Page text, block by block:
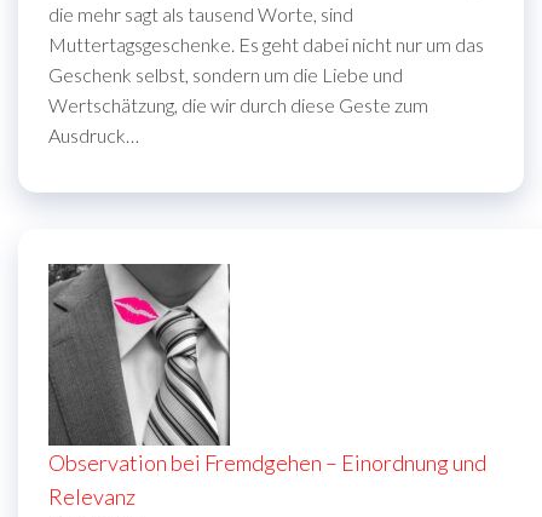
die mehr sagt als tausend Worte, sind
Muttertagsgeschenke. Es geht dabei nicht nur um das
Geschenk selbst, sondern um die Liebe und
Wertschätzung, die wir durch diese Geste zum
Ausdruck…
Observation bei Fremdgehen – Einordnung und
Relevanz